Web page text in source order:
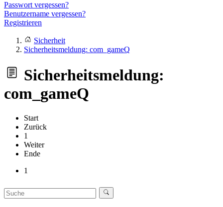
Passwort vergessen?
Benutzername vergessen?
Registrieren
Sicherheit
Sicherheitsmeldung: com_gameQ
Sicherheitsmeldung:
com_gameQ
Start
Zurück
1
Weiter
Ende
1